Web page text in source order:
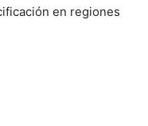
en regiones